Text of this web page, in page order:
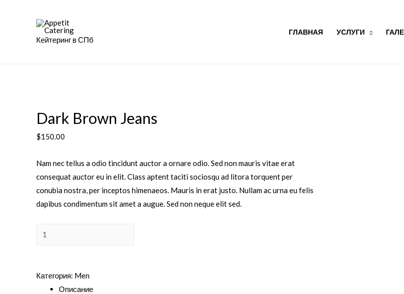
Кейтеринг в СПб
ГЛАВНАЯ УСЛУГИ
Dark Brown Jeans
$150.00
Nam nec tellus a odio tincidunt auctor a ornare odio. Sed non mauris vitae erat
consequat auctor eu in elit. Class aptent taciti sociosqu ad litora torquent per
conubia nostra, per inceptos himenaeos. Mauris in erat justo. Nullam ac urna eu felis
dapibus condimentum sit amet a augue. Sed non neque elit sed.
Количество
Категория: Men
Описание